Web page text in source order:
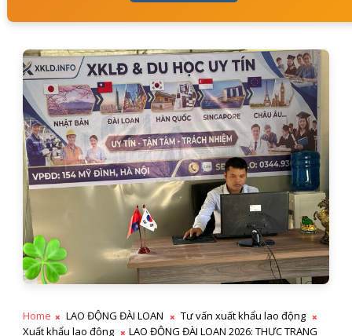
Home LAO ĐỘNG ĐÀI LOAN
Tư vấn xuất khẩu lao động
Xuất khẩu lao động
LAO ĐỘNG ĐÀI LOAN 2026: THỰC TRẠNG